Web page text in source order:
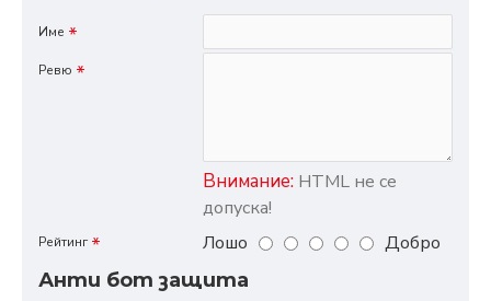
Име
Ревю
Внимание: HTML не се
допуска!
Рейтинг Лошо
Добро
Анти бот защита